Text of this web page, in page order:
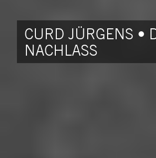
CURD JÜRGENS •
NACHLASS